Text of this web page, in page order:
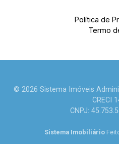
Política de
Termo
© 2026 Sistema Imóveis
CRECI
CNPJ:
Sistema Imobiliário